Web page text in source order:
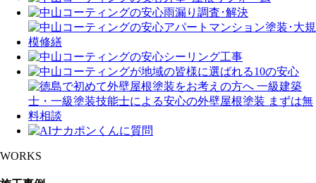
WORKS